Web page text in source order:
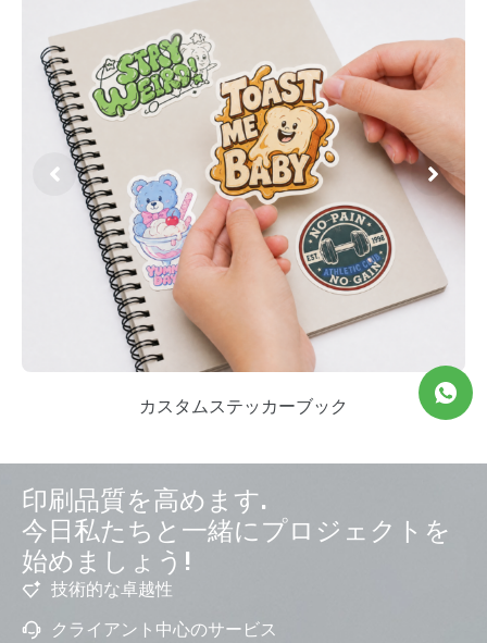
カスタムステッカーブック
印刷品質を高めます.
今日私たちと一緒にプロジェクトを
始めましょう!
技術的な卓越性
クライアント中心のサービス